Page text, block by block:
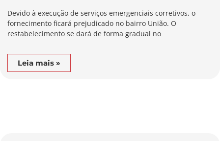
Devido à execução de serviços emergenciais corretivos, o
fornecimento ficará prejudicado no bairro União. O
restabelecimento se dará de forma gradual no
Leia mais »